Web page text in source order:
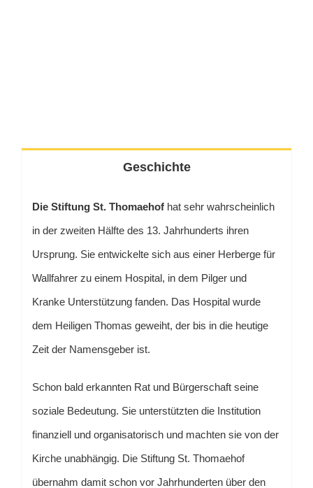
Geschichte
Die Stiftung St. Thomaehof hat sehr wahrscheinlich
in der zweiten Hälfte des 13. Jahrhunderts ihren
Ursprung. Sie entwickelte sich aus einer Herberge für
Wallfahrer zu einem Hospital, in dem Pilger und
Kranke Unterstützung fanden. Das Hospital wurde
dem Heiligen Thomas geweiht, der bis in die heutige
Zeit der Namensgeber ist.
Schon bald erkannten Rat und Bürgerschaft seine
soziale Bedeutung. Sie unterstützten die Institution
finanziell und organisatorisch und machten sie von der
Kirche unabhängig. Die Stiftung St. Thomaehof
übernahm damit schon vor Jahrhunderten über den